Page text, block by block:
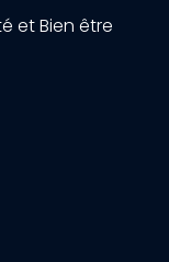
et Bien être